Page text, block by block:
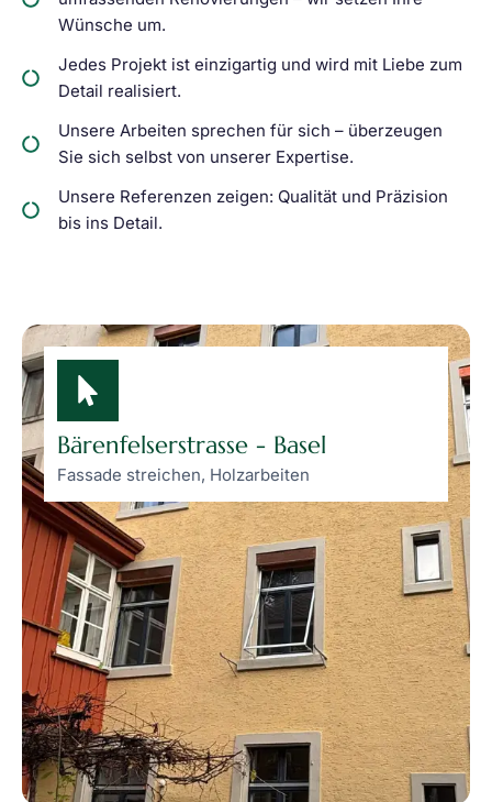
Wünsche um.
Jedes Projekt ist einzigartig und wird mit Liebe zum
Detail realisiert.
Unsere Arbeiten sprechen für sich – überzeugen
Sie sich selbst von unserer Expertise.
Unsere Referenzen zeigen: Qualität und Präzision
bis ins Detail.
Bärenfelserstrasse - Basel
Fassade streichen, Holzarbeiten